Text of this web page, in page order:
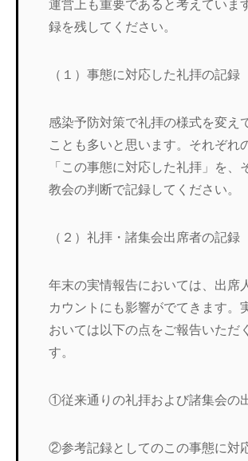
運営上も重要であると考えていま
録を残してください。
（１）事態に対応した礼拝の記録
感染予防対策で礼拝の様式を変え
ことも多いと思います。それぞれ
「この事態に対応した礼拝」を、
教会の判断で記録してください。
（２）礼拝・諸集会出席者の記録
年末の実情報告においては、出席
カウントにも影響がでてきます。
おいては以下の点をご報告いただ
す。
①従来通りの礼拝および諸集会の
②参考記録としてのこの事態に対